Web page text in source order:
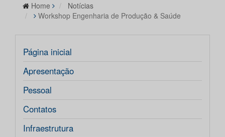
Home
Notícias
Workshop Engenharia de Produção & Saúde
Página inicial
Apresentação
Pessoal
Contatos
Infraestrutura